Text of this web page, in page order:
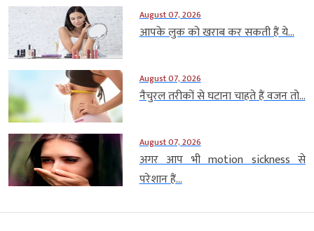
August 07, 2026
आपके लुक को खराब कर सकती हैं ये...
August 07, 2026
नैचुरल तरीकों से घटाना चाहते हैं वजन तो...
August 07, 2026
अगर आप भी motion sickness से
परेशान हैं...